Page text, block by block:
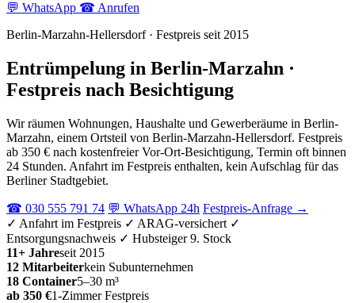
💬 WhatsApp ☎ Anrufen
Berlin-Marzahn-Hellersdorf · Festpreis seit 2015
Entrümpelung in Berlin-Marzahn ·
Festpreis nach Besichtigung
Wir räumen Wohnungen, Haushalte und Gewerberäume in Berlin-
Marzahn, einem Ortsteil von Berlin-Marzahn-Hellersdorf. Festpreis
ab 350 € nach kostenfreier Vor-Ort-Besichtigung, Termin oft binnen
24 Stunden. Anfahrt im Festpreis enthalten, kein Aufschlag für das
Berliner Stadtgebiet.
☎ 030 555 791 74 💬 WhatsApp 24h Festpreis-Anfrage →
✓ Anfahrt im Festpreis ✓ ARAG-versichert ✓
Entsorgungsnachweis ✓ Hubsteiger 9. Stock
11+ Jahreseit 2015
12 Mitarbeiterkein Subunternehmen
18 Container5–30 m³
ab 350 €1-Zimmer Festpreis